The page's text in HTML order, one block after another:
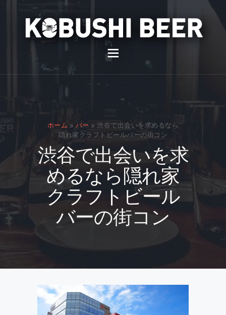
ホーム » バー » 渋谷で出会いを求めるなら
隠れ家クラフトビールバーの街コン
渋谷で出会いを求
めるなら隠れ家
クラフトビール
バーの街コン
イベント
バー
貸切
通販
スタッフ募集
問い合わせ